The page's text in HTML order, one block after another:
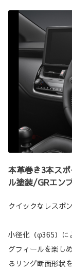
本革巻き3本ス
ル塗装/GRエン
クイックなレスポ
小径化（φ365）に
グフィールを楽し
るリング断面形状